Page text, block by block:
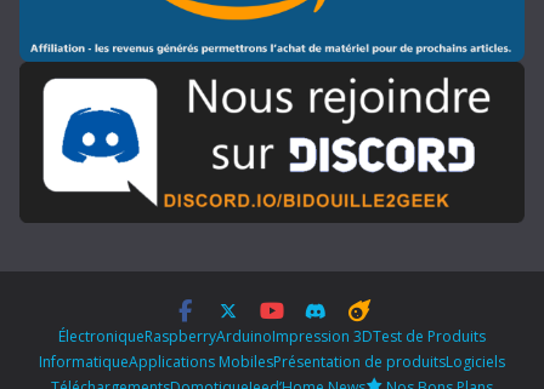
ÉlectroniqueRaspberryArduinoImpression 3DTest de Produits
InformatiqueApplications MobilesPrésentation de produitsLogiciels